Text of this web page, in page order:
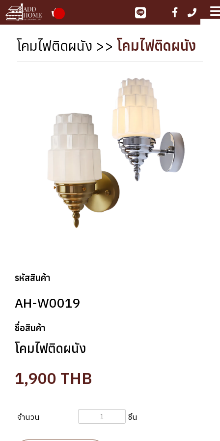
โคมไฟติดผนัง >> โคมไฟติดผนัง
รหัสสินค้า
AH-W0019
ชื่อสินค้า
โคมไฟติดผนัง
1,900 THB
จำนวน ชิ้น